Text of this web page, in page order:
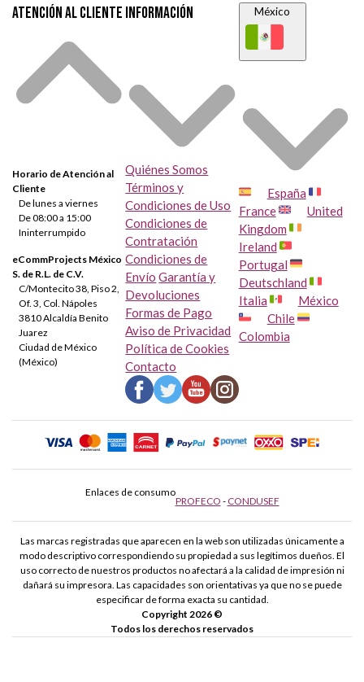
Atención al cliente
Horario de Atención al
Cliente
De lunes a viernes
De 08:00 a 15:00
Ininterrumpido
eCommProjects México
S. de R.L. de C.V.
C/Montecito 38, Piso 2,
Of. 3, Col. Nápoles
3810 Alcaldía Benito
Juarez
Ciudad de México
(México)
Información
Quiénes Somos
Términos y
Condiciones de Uso
Condiciones de
Contratación
Condiciones de
Envío Garantía y
Devoluciones
Formas de Pago
Aviso de Privacidad
Política de Cookies
Contacto
México
España
France
United
Kingdom
Ireland
Portugal
Deutschland
Italia
México
Chile
Colombia
Enlaces de consumo
PROFECO - CONDUSEF
Las marcas registradas que aparecen en la web son utilizadas únicamente a
modo descriptivo correspondiendo su propiedad a sus legítimos dueños. El
uso correcto de nuestros productos no afectará a la calidad de impresión ni
dañará su impresora. Las capacidades son orientativas ya que no se puede
especificar de forma exacta su cantidad.
Copyright 2026 ©
Todos los derechos reservados